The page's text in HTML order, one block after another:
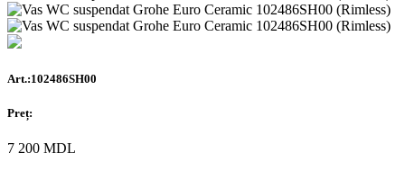
Art.:102486SH00
Preț:
7 200 MDL